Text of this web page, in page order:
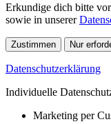
Erkundige dich bitte
sowie in unserer
Zustimmen Nur
Datenschutzerklärung
Individuelle
Marketing per